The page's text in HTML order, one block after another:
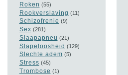
Roken (55)
Rookverslaving (11)
Schizofrenie (9)
Sex (281)
Slaapapneu (21)
Slapeloosheid (129)
Slechte adem (5)
Stress (45)
Trombose (1)